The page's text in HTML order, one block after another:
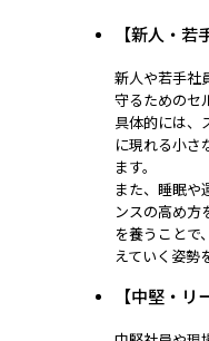
【新人・若
新人や若手社
守るためのセ
具体的には、
に現れる小さ
ます。
また、睡眠や
ンスの高め方
を養うことで
えていく姿勢
【中堅・リ